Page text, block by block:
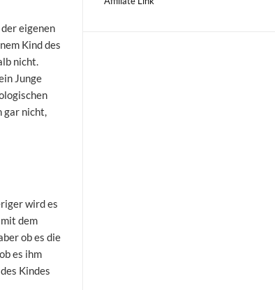
eigenen
Kind des
nicht.
Junge
gar nicht,
wird es
dem
ob es die
es ihm
Kindes